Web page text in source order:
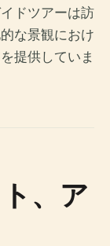
ドツアーは訪
な景観におけ
提供していま
、ア